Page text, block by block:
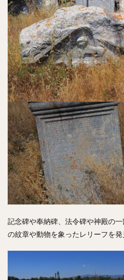
記念碑や奉納碑、法令碑や神殿の
の紋章や動物を象ったレリーフを発